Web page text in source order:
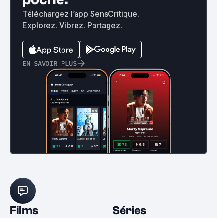
Téléchargez l’app SensCritique.
Explorez. Vibrez. Partagez.
EN SAVOIR PLUS
Films Séries